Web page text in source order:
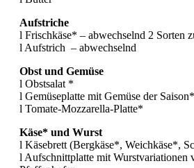
Aufstriche
l Frischkäse* – abwechselnd 2 Sorten
l Aufstrich – abwechselnd
Obst und Gemüse
l Obstsalat *
l Gemüseplatte mit Gemüse der Saison*
l Tomate-Mozzarella-Platte*
Käse* und Wurst
l Käsebrett (Bergkäse*, Weichkäse*,
l Aufschnittplatte mit Wurstvariationen